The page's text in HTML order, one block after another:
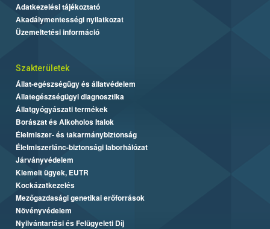
Adatkezelési tájékoztató
Akadálymentességi nyilatkozat
Üzemeltetési információ
Szakterületek
Állat-egészségügy és állatvédelem
Állategészségügyi diagnosztika
Állatgyógyászati termékek
Borászat és Alkoholos Italok
Élelmiszer- és takarmánybiztonság
Élelmiszerlánc-biztonsági laborhálózat
Járványvédelem
Kiemelt ügyek, EUTR
Kockázatkezelés
Mezőgazdasági genetikai erőforrások
Növényvédelem
Nyilvántartási és Felügyeleti Díj